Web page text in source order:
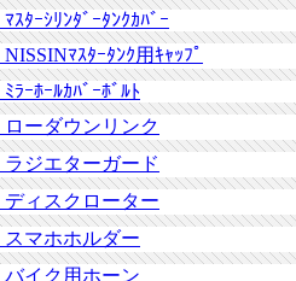
ﾏｽﾀｰｼﾘﾝﾀﾞｰﾀﾝｸｶﾊﾞｰ
NISSINﾏｽﾀｰﾀﾝｸ用ｷｬｯﾌﾟ
ﾐﾗｰﾎｰﾙｶﾊﾞｰﾎﾞﾙﾄ
ローダウンリンク
ラジエターガード
ディスクローター
スマホホルダー
バイク用ホーン